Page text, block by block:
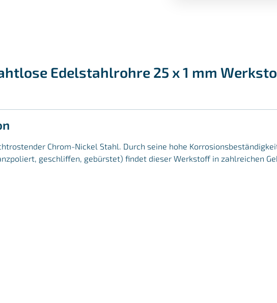
Edelstahlrohre 25 x 1 mm
Chrom-Nickel Stahl. Durch seine hohe
geschliffen, gebürstet) findet dieser Werkstoff in zahlreichen